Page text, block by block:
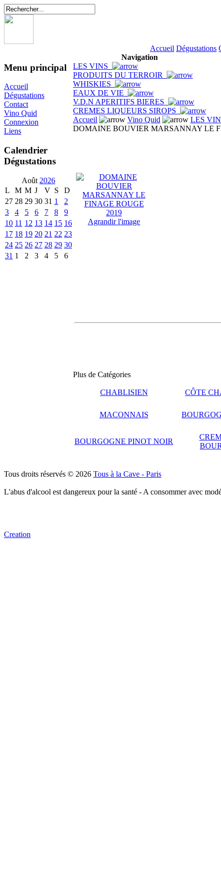
Accueil Dégustations
Menu principal
Accueil
Dégustations
Contact
Vino Quid
Connexion
Liens
Calendrier
Dégustations
Août 2026
L
M M J V S
D
27 28 29 30 31 1
2
3
4 5 6 7 8
9
10 11 12 13 14 15 16
17 18 19 20 21 22 23
24 25 26 27 28 29 30
31 1 2 3 4 5 6
Navigation
LES VINS
PRODUITS DU TERROIR
WHISKIES
EAUX DE VIE
V.D.N APERITIFS BIERES
CREMES LIQUEURS SIROPS
Accueil
Vino Quid
LES
DOMAINE BOUVIER MARSANNAY LE
Agrandir l'image
Plus de Catégories
CHABLISIEN CÔTE
MACONNAIS
BOURGOGNE PINOT NOIR
Tous droits réservés © 2026 Tous à la Cave - Paris
L'abus d'alcool est dangereux pour la santé - A consommer avec
Creation